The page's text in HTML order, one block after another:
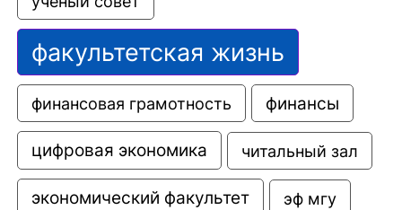
факультетская жизнь
финансовая грамотность финансы
цифровая экономика читальный зал
экономический факультет эф мгу